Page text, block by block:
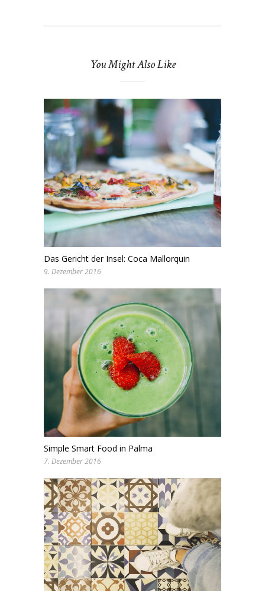
You Might Also Like
Das Gericht der Insel: Coca Mallorquin
9. Dezember 2016
Simple Smart Food in Palma
7. Dezember 2016